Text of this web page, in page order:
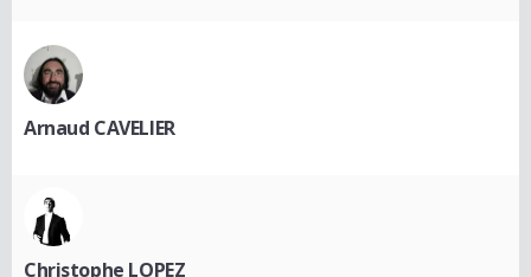
Arnaud CAVELIER
Christophe LOPEZ